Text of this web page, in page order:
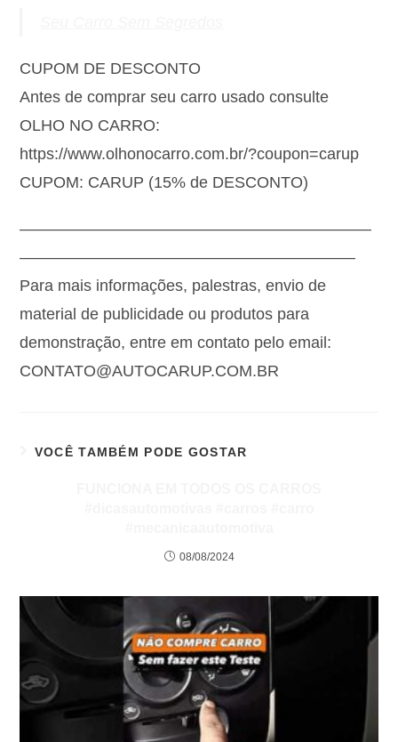
CUPOM DE DESCONTO
Antes de comprar seu carro usado consulte
OLHO NO CARRO:
https://www.olhonocarro.com.br/?coupon=carup
CUPOM: CARUP (15% de DESCONTO)
——————————————————————
—————————————————————
Para mais informações, palestras, envio de
material de publicidade ou produtos para
demonstração, entre em contato pelo email:
CONTATO@AUTOCARUP.COM.BR
VOCÊ TAMBÉM PODE GOSTAR
08/08/2024